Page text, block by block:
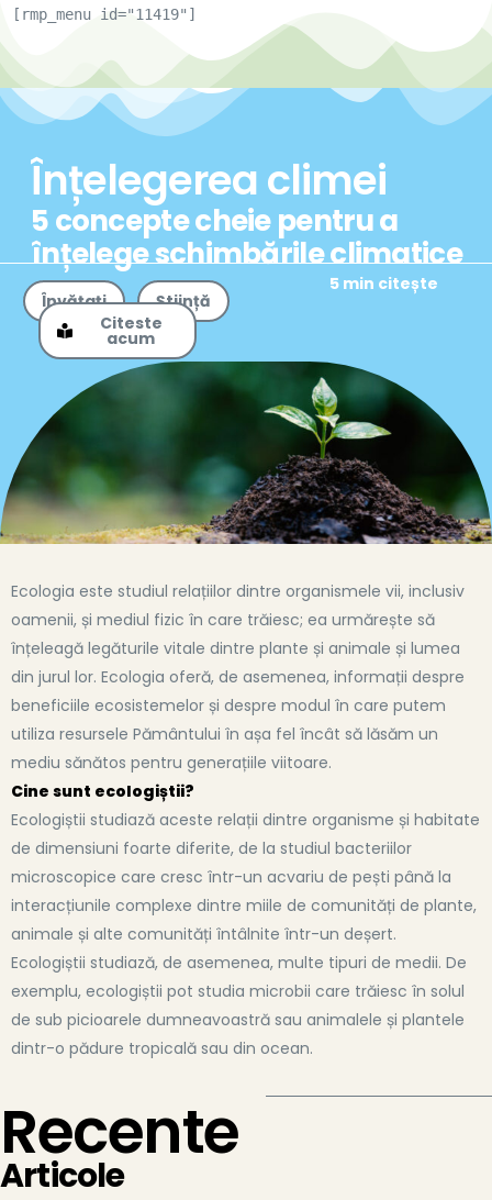
[rmp_menu id="11419"]
Înțelegerea climei
5 concepte cheie pentru a
înțelege schimbările climatice
Învățați Știință
5 min citește
Citeste
acum
Ecologia este studiul relațiilor dintre organismele vii, inclusiv
oamenii, și mediul fizic în care trăiesc; ea urmărește să
înțeleagă legăturile vitale dintre plante și animale și lumea
din jurul lor. Ecologia oferă, de asemenea, informații despre
beneficiile ecosistemelor și despre modul în care putem
utiliza resursele Pământului în așa fel încât să lăsăm un
mediu sănătos pentru generațiile viitoare.
Cine sunt ecologiștii?
Ecologiștii studiază aceste relații dintre organisme și habitate
de dimensiuni foarte diferite, de la studiul bacteriilor
microscopice care cresc într-un acvariu de pești până la
interacțiunile complexe dintre miile de comunități de plante,
animale și alte comunități întâlnite într-un deșert.
Ecologiștii studiază, de asemenea, multe tipuri de medii. De
exemplu, ecologiștii pot studia microbii care trăiesc în solul
de sub picioarele dumneavoastră sau animalele și plantele
dintr-o pădure tropicală sau din ocean.
Recente
Articole